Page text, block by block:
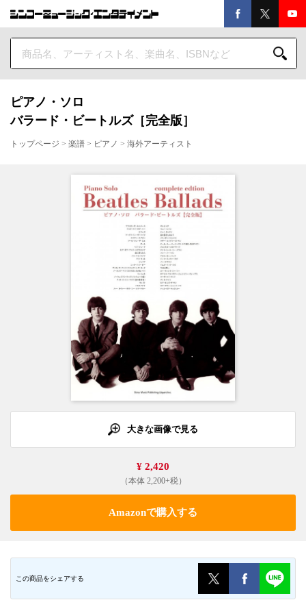
ピアノ・ソロ
バラード・ビートルズ［完全版］
トップページ > 楽譜 > ピアノ > 海外アーティスト
大きな画像で見る
¥ 2,420
（本体 2,200+税）
Amazonで購入する
この商品をシェアする